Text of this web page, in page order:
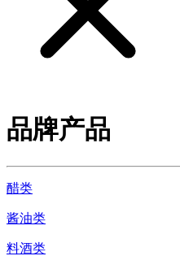
品牌产品
醋类
酱油类
料酒类